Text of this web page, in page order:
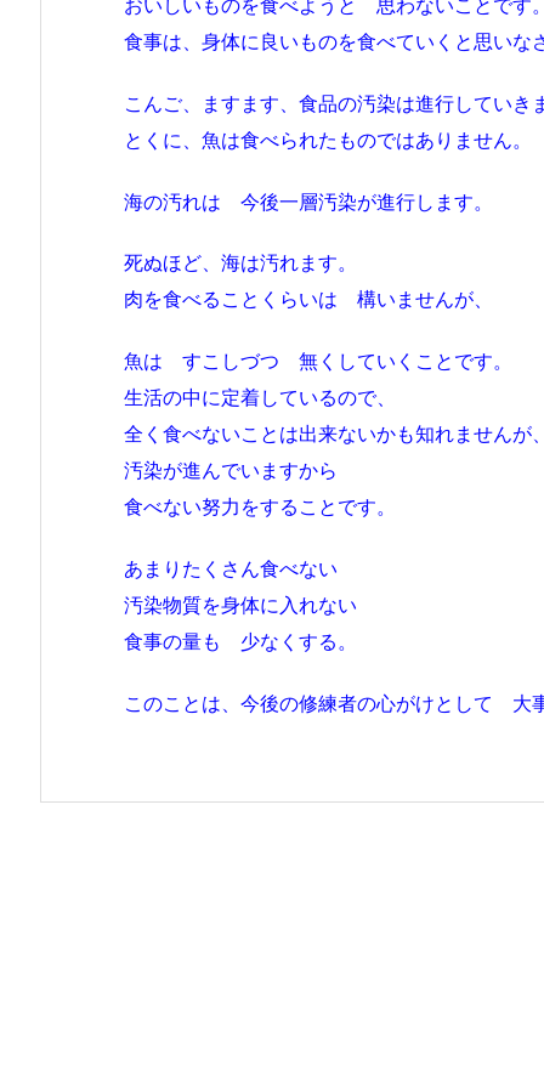
おいしいものを食べようと 思わないことです。
食事は、身体に良いものを食べていくと思いな
こんご、ますます、食品の汚染は進行していき
とくに、魚は食べられたものではありません。
海の汚れは 今後一層汚染が進行します。
死ぬほど、海は汚れます。
肉を食べることくらいは 構いませんが、
魚は すこしづつ 無くしていくことです。
生活の中に定着しているので、
全く食べないことは出来ないかも知れませんが、
汚染が進んでいますから
食べない努力をすることです。
あまりたくさん食べない
汚染物質を身体に入れない
食事の量も 少なくする。
このことは、今後の修練者の心がけとして 大